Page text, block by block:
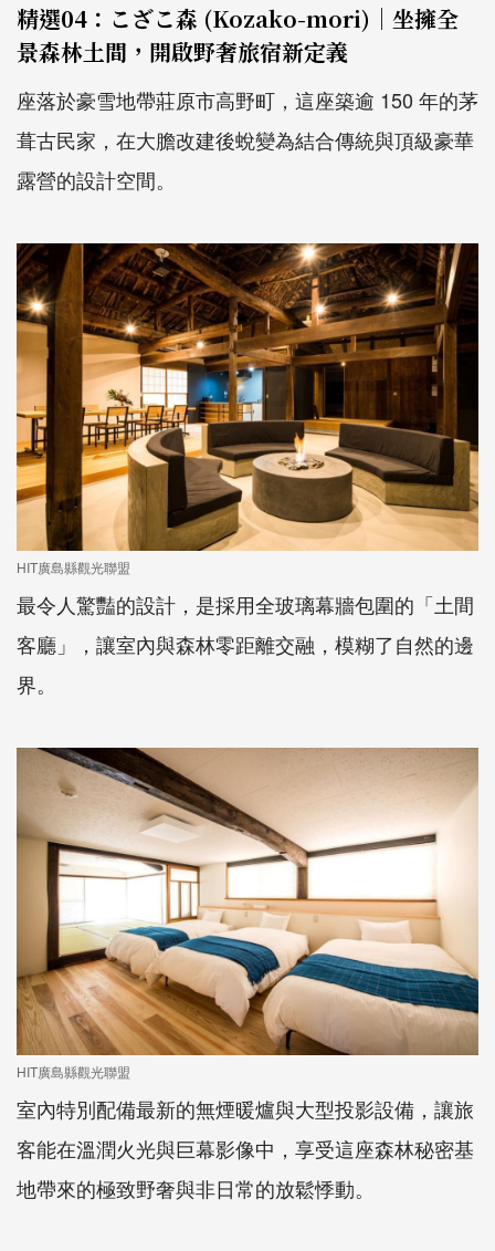
精選04：こざこ森 (Kozako-mori)｜坐擁全
景森林土間，開啟野奢旅宿新定義
座落於豪雪地帶莊原市高野町，這座築逾 150 年的茅
葺古民家，在大膽改建後蛻變為結合傳統與頂級豪華
露營的設計空間。
HIT廣島縣觀光聯盟
最令人驚豔的設計，是採用全玻璃幕牆包圍的「土間
客廳」，讓室內與森林零距離交融，模糊了自然的邊
界。
HIT廣島縣觀光聯盟
室內特別配備最新的無煙暖爐與大型投影設備，讓旅
客能在溫潤火光與巨幕影像中，享受這座森林秘密基
地帶來的極致野奢與非日常的放鬆悸動。